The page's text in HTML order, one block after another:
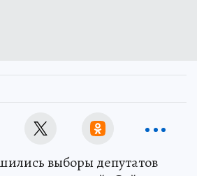
выборы депутатов